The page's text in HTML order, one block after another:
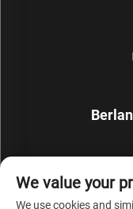
industri terbaru,
We value your
We use cookies and